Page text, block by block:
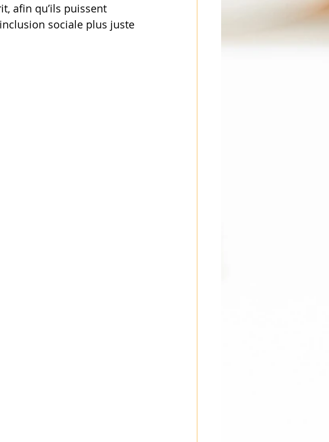
afin qu’ils puissent
sociale plus juste